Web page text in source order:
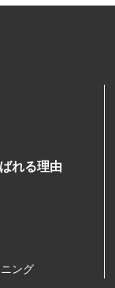
れる理由
ング